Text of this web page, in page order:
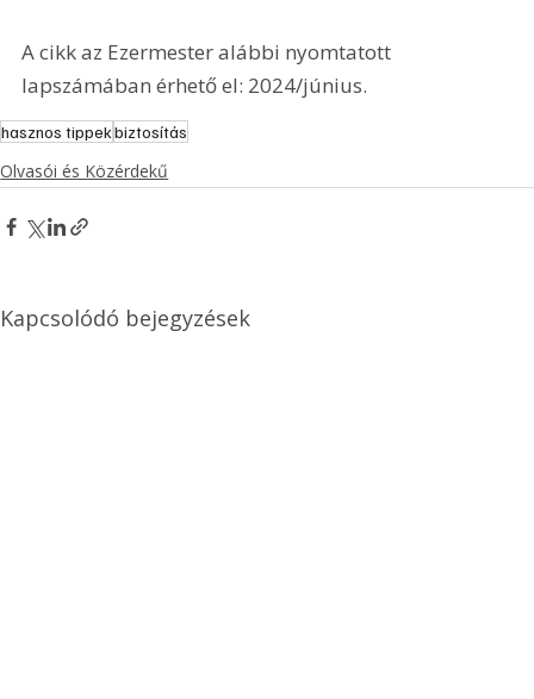
A cikk az Ezermester alábbi nyomtatott
lapszámában érhető el: 2024/június.
hasznos tippekbiztosítás
Olvasói és Közérdekű
Kapcsolódó bejegyzések